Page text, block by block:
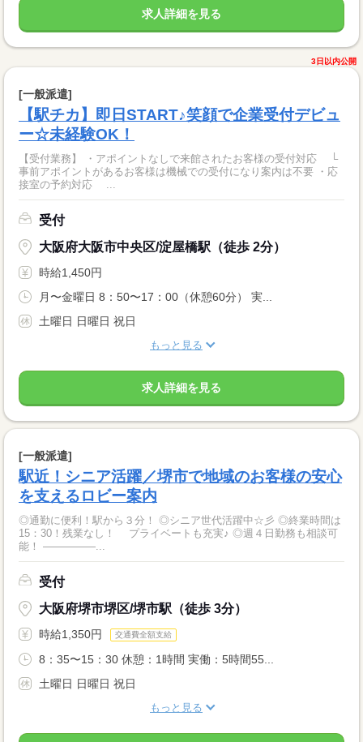
求人詳細を見る
3日以内公開
[一般派遣]
【駅チカ】即日START♪笑顔で企業受付デビュ
ー☆未経験OK！
【受付業務】 ・アポイントなしで来館されたお客様の受付対応 └
事前アポイントがあるお客様は機械での受付になり案内は不要 ・応
接室の予約対応 ...
受付
大阪府大阪市中央区/淀屋橋駅（徒歩 2分）
時給1,450円
月〜金曜日 8：50〜17：00（休憩60分） 実...
土曜日 日曜日 祝日
もっと見る
求人詳細を見る
[一般派遣]
駅近！シニア活躍／堺市で地域のお客様の安心
を支えるロビー案内
◎通勤に便利！駅から３分！ ◎シニア世代活躍中☆彡 ◎終業時間は
15：30！残業なし！ プライベートも充実♪ ◎週４日勤務も相談可
能！ ―――――...
受付
大阪府堺市堺区/堺市駅（徒歩 3分）
時給1,350円 交通費全額支給
8：35〜15：30 休憩：1時間 実働：5時間55...
土曜日 日曜日 祝日
もっと見る